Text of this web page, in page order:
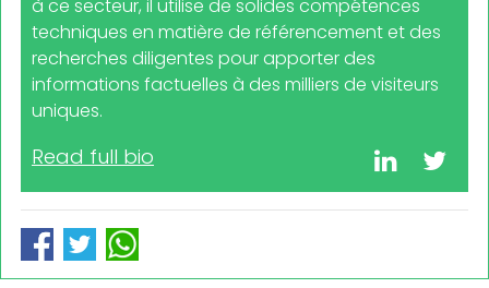
à ce secteur, il utilise de solides compétences
techniques en matière de référencement et des
recherches diligentes pour apporter des
informations factuelles à des milliers de visiteurs
uniques.
Read full bio